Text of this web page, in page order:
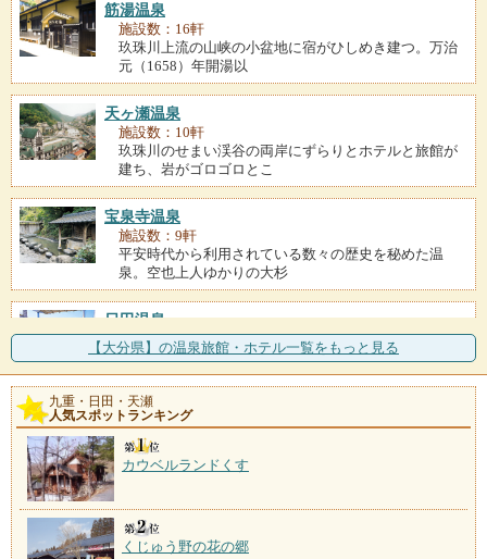
筋湯温泉
施設数：16軒
玖珠川上流の山峡の小盆地に宿がひしめき建つ。万治
元（1658）年開湯以
天ヶ瀬温泉
施設数：10軒
玖珠川のせまい渓谷の両岸にずらりとホテルと旅館が
建ち、岩がゴロゴロとこ
宝泉寺温泉
施設数：9軒
平安時代から利用されている数々の歴史を秘めた温
泉。空也上人ゆかりの大杉
日田温泉
施設数：5軒
土蔵づくりの古い町並みが残り、天領時代を彷彿させ
る日田。三隈川のほとり
湯坪温泉
施設数：4軒
九重連山の北ろく、飯田高原の一角、玖珠川沿いにあ
【大分県】の温泉旅館・ホテル一覧をもっと見る
九重・日田・天瀬
人気スポットランキング
カウベルランドくす
くじゅう野の花の郷